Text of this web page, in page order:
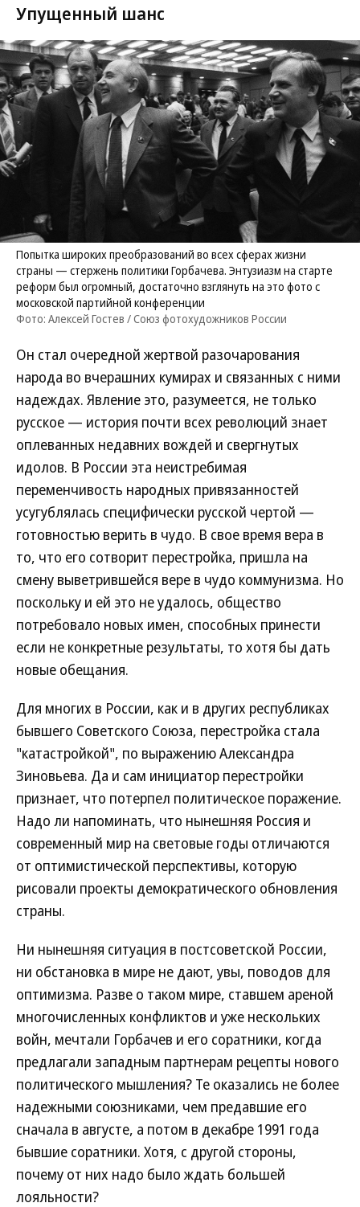
Упущенный шанс
Попытка широких преобразований во всех сферах жизни
страны — стержень политики Горбачева. Энтузиазм на старте
реформ был огромный, достаточно взглянуть на это фото с
московской партийной конференции
Фото: Алексей Гостев / Союз фотохудожников России
Он стал очередной жертвой разочарования
народа во вчерашних кумирах и связанных с ними
надеждах. Явление это, разумеется, не только
русское — история почти всех революций знает
оплеванных недавних вождей и свергнутых
идолов. В России эта неистребимая
переменчивость народных привязанностей
усугублялась специфически русской чертой —
готовностью верить в чудо. В свое время вера в
то, что его сотворит перестройка, пришла на
смену выветрившейся вере в чудо коммунизма. Но
поскольку и ей это не удалось, общество
потребовало новых имен, способных принести
если не конкретные результаты, то хотя бы дать
новые обещания.
Для многих в России, как и в других республиках
бывшего Советского Союза, перестройка стала
"катастройкой", по выражению Александра
Зиновьева. Да и сам инициатор перестройки
признает, что потерпел политическое поражение.
Надо ли напоминать, что нынешняя Россия и
современный мир на световые годы отличаются
от оптимистической перспективы, которую
рисовали проекты демократического обновления
страны.
Ни нынешняя ситуация в постсоветской России,
ни обстановка в мире не дают, увы, поводов для
оптимизма. Разве о таком мире, ставшем ареной
многочисленных конфликтов и уже нескольких
войн, мечтали Горбачев и его соратники, когда
предлагали западным партнерам рецепты нового
политического мышления? Те оказались не более
надежными союзниками, чем предавшие его
сначала в августе, а потом в декабре 1991 года
бывшие соратники. Хотя, с другой стороны,
почему от них надо было ждать большей
лояльности?